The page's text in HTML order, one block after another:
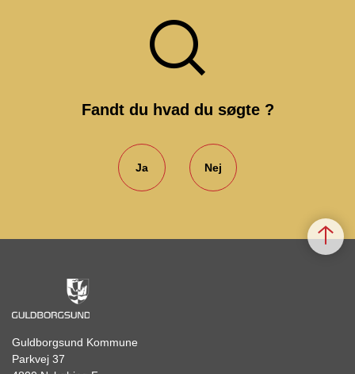
Fandt du hvad du søgte ?
Ja Nej
Guldborgsund Kommune
Parkvej 37